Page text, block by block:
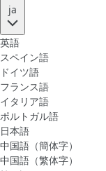
ja
英語
スペイン語
ドイツ語
フランス語
イタリア語
ポルトガル語
日本語
中国語（簡体字）
中国語（繁体字）